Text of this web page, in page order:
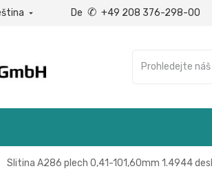
 De ✆ +49 208 376-298-00
Slitina A286 plech 0,41-101,60mm 1.4944